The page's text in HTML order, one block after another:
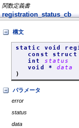
関数定義書
registration_status_cb
構文
static void
const struct
int status
void *data
)
パラメータ
error
status
data